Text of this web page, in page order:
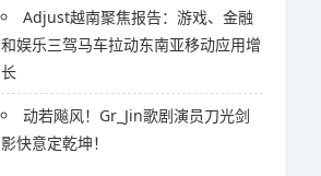
Adjust越南聚焦报告：游戏、金融
和娱乐三驾马车拉动东南亚移动应用增
长
​​动若飚风！Gr_Jin歌剧演员刀光剑
影快意定乾坤！